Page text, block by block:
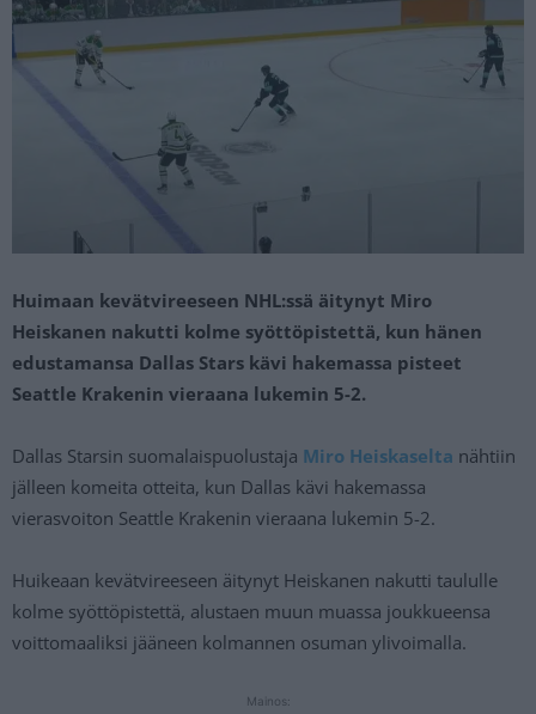
Huimaan kevätvireeseen NHL:ssä äitynyt Miro
Heiskanen nakutti kolme syöttöpistettä, kun hänen
edustamansa Dallas Stars kävi hakemassa pisteet
Seattle Krakenin vieraana lukemin 5-2.
Dallas Starsin suomalaispuolustaja Miro Heiskaselta nähtiin
jälleen komeita otteita, kun Dallas kävi hakemassa
vierasvoiton Seattle Krakenin vieraana lukemin 5-2.
Huikeaan kevätvireeseen äitynyt Heiskanen nakutti taululle
kolme syöttöpistettä, alustaen muun muassa joukkueensa
voittomaaliksi jääneen kolmannen osuman ylivoimalla.
Mainos: